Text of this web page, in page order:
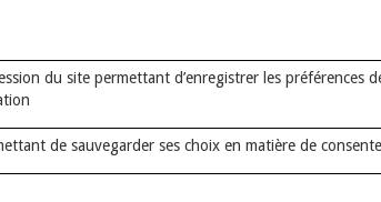
du site permettant d’enregistrer les préférences
de sauvegarder ses choix en matière de